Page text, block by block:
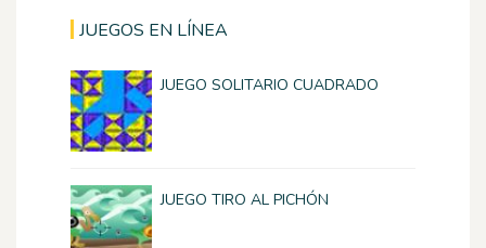
JUEGOS EN LÍNEA
JUEGO SOLITARIO CUADRADO
JUEGO TIRO AL PICHÓN